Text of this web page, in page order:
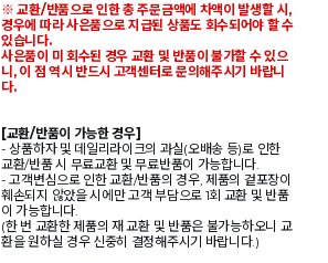
※ 교환/반품으로 인한 총 주문금액에 차액이 발생할 시,
경우에 따라 사은품으로 지급된 상품도 회수되어야 할 수
있습니다.
사은품이 미 회수된 경우 교환 및 반품이 불가할 수 있으
니, 이 점 역시 반드시 고객센터로 문의해주시기 바랍니
다.
[교환/반품이 가능한 경우]
- 상품하자 및 데일리라이크의 과실(오배송 등)로 인한
교환/반품 시 무료교환 및 무료반품이 가능합니다.
- 고객변심으로 인한 교환/반품의 경우, 제품의 겉포장이
훼손되지 않았을 시에만 고객 부담으로 1회 교환 및 반품
이 가능합니다.
(한 번 교환한 제품의 재 교환 및 반품은 불가능하오니 교
환을 원하실 경우 신중히 결정해주시기 바랍니다.)